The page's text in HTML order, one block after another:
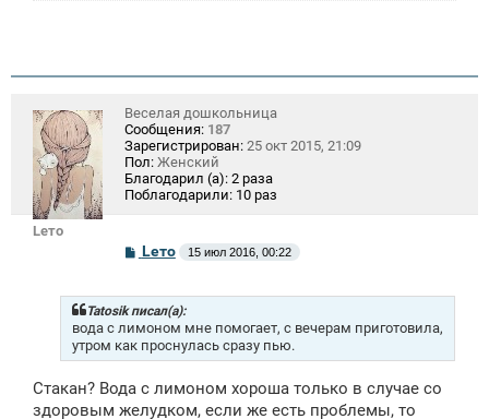
Lето
Веселая дошкольница
Сообщения: 187
Зарегистрирован: 25 окт 2015, 21:09
Пол: Женский
Благодарил (а): 2 раза
Поблагодарили: 10 раз
С
о
б
щ
е
н
и
Lето 15 июл 2016, 00:22
Tatosik писал(а):
вода с лимоном мне помогает, с вечерам приготовила,
утром как проснулась сразу пью.
Стакан? Вода с лимоном хороша только в случае со
здоровым желудком, если же есть проблемы, то